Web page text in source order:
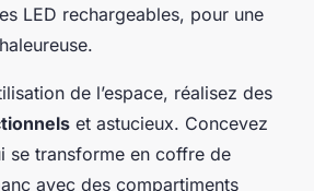
LED rechargeables, pour une
de l’espace, réalisez des
et astucieux. Concevez
se transforme en coffre de
avec des compartiments